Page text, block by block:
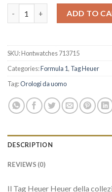
ADD TO
SKU:Hontwatches 713715
Categories:Formula 1, Tag Heuer
Tag:Orologi da uomo
DESCRIPTION
REVIEWS (0)
Il Tag Heuer Heuer della